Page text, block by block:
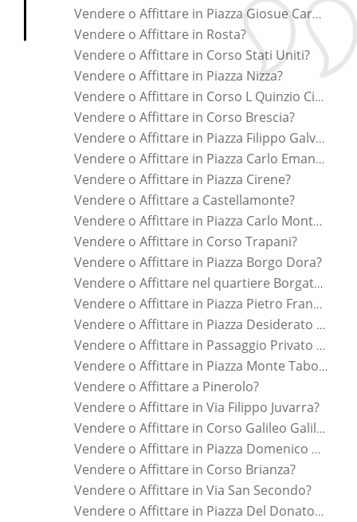
Vendere o Affittare in Piazza Giosue Carducci?
Vendere o Affittare in Rosta?
Vendere o Affittare in Corso Stati Uniti?
Vendere o Affittare in Piazza Nizza?
Vendere o Affittare in Corso L Quinzio Cincinnato?
Vendere o Affittare in Corso Brescia?
Vendere o Affittare in Piazza Filippo Galvagno?
Vendere o Affittare in Piazza Carlo Emanuele Ii?
Vendere o Affittare in Piazza Cirene?
Vendere o Affittare a Castellamonte?
Vendere o Affittare in Piazza Carlo Montanari?
Vendere o Affittare in Corso Trapani?
Vendere o Affittare in Piazza Borgo Dora?
Vendere o Affittare nel quartiere Borgata Vittoria?
Vendere o Affittare in Piazza Pietro Francesco Guala?
Vendere o Affittare in Piazza Desiderato Chiaves?
Vendere o Affittare in Passaggio Privato Panceri?
Vendere o Affittare in Piazza Monte Tabor?
Vendere o Affittare a Pinerolo?
Vendere o Affittare in Via Filippo Juvarra?
Vendere o Affittare in Corso Galileo Galilei?
Vendere o Affittare in Piazza Domenico Cimarosa?
Vendere o Affittare in Corso Brianza?
Vendere o Affittare in Via San Secondo?
Vendere o Affittare in Piazza Del Donatore Di Sangue?